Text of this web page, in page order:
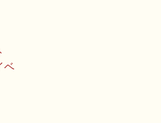
ベ